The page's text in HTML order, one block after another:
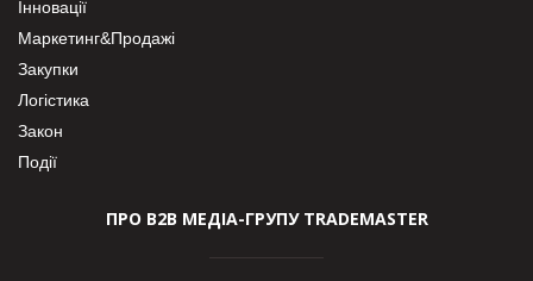
Інновації
Маркетинг&Продажі
Закупки
Логістика
Закон
Події
ПРО В2В МЕДІА-ГРУПУ TRADEMASTER